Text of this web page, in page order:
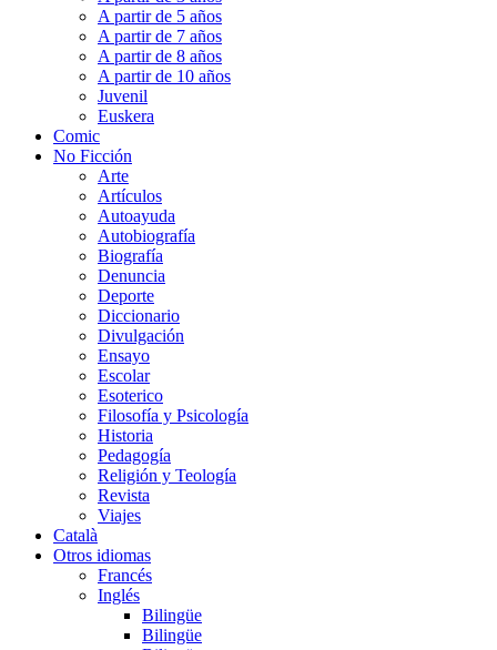
A partir de 5 años
A partir de 7 años
A partir de 8 años
A partir de 10 años
Juvenil
Euskera
Comic
No Ficción
Arte
Artículos
Autoayuda
Autobiografía
Biografía
Denuncia
Deporte
Diccionario
Divulgación
Ensayo
Escolar
Esoterico
Filosofía y Psicología
Historia
Pedagogía
Religión y Teología
Revista
Viajes
Català
Otros idiomas
Francés
Inglés
Bilingüe
Bilingüe